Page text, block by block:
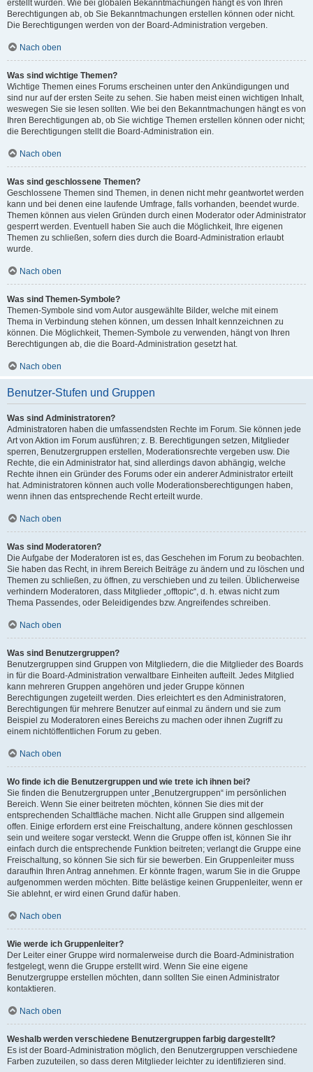
erstellt wurden. Wie bei globalen Bekanntmachungen hängt es von Ihren
Berechtigungen ab, ob Sie Bekanntmachungen erstellen können oder nicht.
Die Berechtigungen werden von der Board-Administration vergeben.
Nach oben
Was sind wichtige Themen?
Wichtige Themen eines Forums erscheinen unter den Ankündigungen und
sind nur auf der ersten Seite zu sehen. Sie haben meist einen wichtigen Inhalt,
weswegen Sie sie lesen sollten. Wie bei den Bekanntmachungen hängt es von
Ihren Berechtigungen ab, ob Sie wichtige Themen erstellen können oder nicht;
die Berechtigungen stellt die Board-Administration ein.
Nach oben
Was sind geschlossene Themen?
Geschlossene Themen sind Themen, in denen nicht mehr geantwortet werden
kann und bei denen eine laufende Umfrage, falls vorhanden, beendet wurde.
Themen können aus vielen Gründen durch einen Moderator oder Administrator
gesperrt werden. Eventuell haben Sie auch die Möglichkeit, Ihre eigenen
Themen zu schließen, sofern dies durch die Board-Administration erlaubt
wurde.
Nach oben
Was sind Themen-Symbole?
Themen-Symbole sind vom Autor ausgewählte Bilder, welche mit einem
Thema in Verbindung stehen können, um dessen Inhalt kennzeichnen zu
können. Die Möglichkeit, Themen-Symbole zu verwenden, hängt von Ihren
Berechtigungen ab, die die Board-Administration gesetzt hat.
Nach oben
Benutzer-Stufen und Gruppen
Was sind Administratoren?
Administratoren haben die umfassendsten Rechte im Forum. Sie können jede
Art von Aktion im Forum ausführen; z. B. Berechtigungen setzen, Mitglieder
sperren, Benutzergruppen erstellen, Moderationsrechte vergeben usw. Die
Rechte, die ein Administrator hat, sind allerdings davon abhängig, welche
Rechte ihnen ein Gründer des Forums oder ein anderer Administrator erteilt
hat. Administratoren können auch volle Moderationsberechtigungen haben,
wenn ihnen das entsprechende Recht erteilt wurde.
Nach oben
Was sind Moderatoren?
Die Aufgabe der Moderatoren ist es, das Geschehen im Forum zu beobachten.
Sie haben das Recht, in ihrem Bereich Beiträge zu ändern und zu löschen und
Themen zu schließen, zu öffnen, zu verschieben und zu teilen. Üblicherweise
verhindern Moderatoren, dass Mitglieder „offtopic“, d. h. etwas nicht zum
Thema Passendes, oder Beleidigendes bzw. Angreifendes schreiben.
Nach oben
Was sind Benutzergruppen?
Benutzergruppen sind Gruppen von Mitgliedern, die die Mitglieder des Boards
in für die Board-Administration verwaltbare Einheiten aufteilt. Jedes Mitglied
kann mehreren Gruppen angehören und jeder Gruppe können
Berechtigungen zugeteilt werden. Dies erleichtert es den Administratoren,
Berechtigungen für mehrere Benutzer auf einmal zu ändern und sie zum
Beispiel zu Moderatoren eines Bereichs zu machen oder ihnen Zugriff zu
einem nichtöffentlichen Forum zu geben.
Nach oben
Wo finde ich die Benutzergruppen und wie trete ich ihnen bei?
Sie finden die Benutzergruppen unter „Benutzergruppen“ im persönlichen
Bereich. Wenn Sie einer beitreten möchten, können Sie dies mit der
entsprechenden Schaltfläche machen. Nicht alle Gruppen sind allgemein
offen. Einige erfordern erst eine Freischaltung, andere können geschlossen
sein und weitere sogar versteckt. Wenn die Gruppe offen ist, können Sie ihr
einfach durch die entsprechende Funktion beitreten; verlangt die Gruppe eine
Freischaltung, so können Sie sich für sie bewerben. Ein Gruppenleiter muss
daraufhin Ihren Antrag annehmen. Er könnte fragen, warum Sie in die Gruppe
aufgenommen werden möchten. Bitte belästige keinen Gruppenleiter, wenn er
Sie ablehnt, er wird einen Grund dafür haben.
Nach oben
Wie werde ich Gruppenleiter?
Der Leiter einer Gruppe wird normalerweise durch die Board-Administration
festgelegt, wenn die Gruppe erstellt wird. Wenn Sie eine eigene
Benutzergruppe erstellen möchten, dann sollten Sie einen Administrator
kontaktieren.
Nach oben
Weshalb werden verschiedene Benutzergruppen farbig dargestellt?
Es ist der Board-Administration möglich, den Benutzergruppen verschiedene
Farben zuzuteilen, so dass deren Mitglieder leichter zu identifizieren sind.